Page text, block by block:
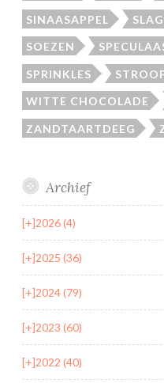
SINAASAPPEL
SOEZEN
SPRINKLES
WITTE CHOCOLADE
ZANDTAARTDEEG
Archief
[+]2026 (4)
[+]2025 (36)
[+]2024 (79)
[+]2023 (60)
[+]2022 (40)